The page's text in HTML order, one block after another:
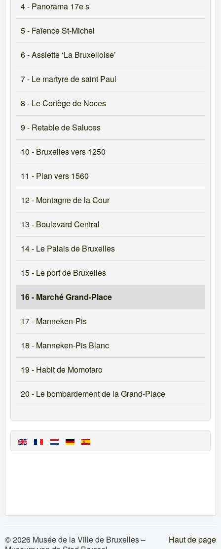
4 - Panorama 17e s
5 - Faïence St-Michel
6 - Assiette ‘La Bruxelloise’
7 - Le martyre de saint Paul
8 - Le Cortège de Noces
9 - Retable de Saluces
10 - Bruxelles vers 1250
11 - Plan vers 1560
12 - Montagne de la Cour
13 - Boulevard Central
14 - Le Palais de Bruxelles
15 - Le port de Bruxelles
16 - Marché Grand-Place
17 - Manneken-Pis
18 - Manneken-Pis Blanc
19 - Habit de Momotaro
20 - Le bombardement de la Grand-Place
Haut de page
© 2026 Musée de la Ville de Bruxelles –